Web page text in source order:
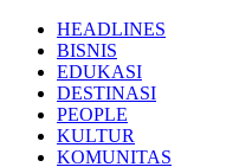
HEADLINES
BISNIS
EDUKASI
DESTINASI
PEOPLE
KULTUR
KOMUNITAS